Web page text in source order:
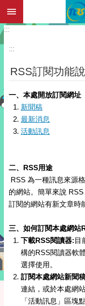
跳到主要內容區塊
:::
:::
RSS訂閱功能
一、本處開放訂閱網址
新聞稿
最新消息
活動訊息
二、RSS用途
RSS 為一種訊息來源
的網站。簡單來說
訂閱的網站有新文章時
三、如何訂閱本處網站
下載RSS閱讀器:目
構的RSS閱讀器軟
選擇使用。
訂閱本處網站新聞
連結，或於本處網
「活動訊息」區塊